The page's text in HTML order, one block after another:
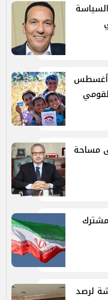
أغسطس
مساحة
لرصد